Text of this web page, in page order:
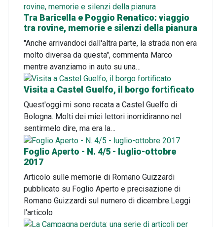
Tra Baricella e Poggio Renatico: viaggio
tra rovine, memorie e silenzi della pianura
"Anche arrivandoci dall'altra parte, la strada non era
molto diversa da questa", commenta Marco
mentre avanziamo in auto su una…
Visita a Castel Guelfo, il borgo fortificato
Quest'oggi mi sono recata a Castel Guelfo di
Bologna. Molti dei miei lettori inorridiranno nel
sentirmelo dire, ma era la…
Foglio Aperto - N. 4/5 - luglio-ottobre
2017
Articolo sulle memorie di Romano Guizzardi
pubblicato su Foglio Aperto e precisazione di
Romano Guizzardi sul numero di dicembre.Leggi
l'articolo